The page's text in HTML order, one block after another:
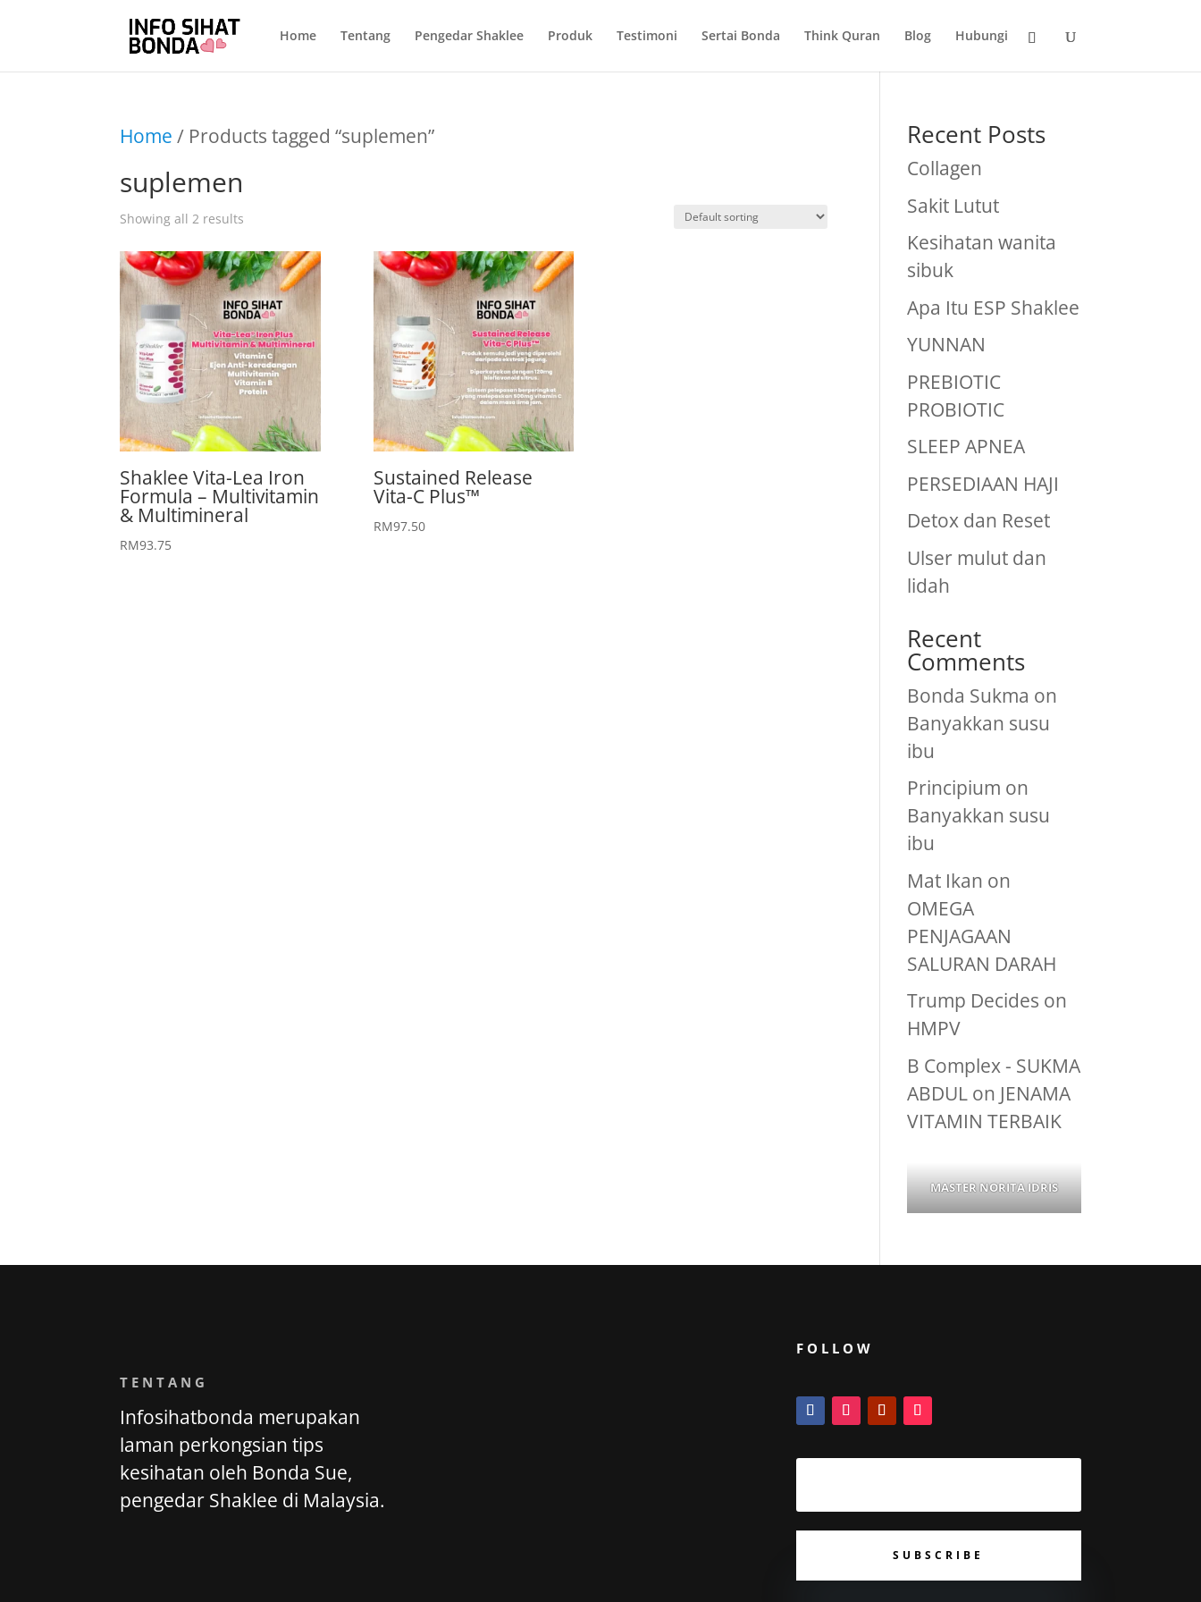
Home Tentang Pengedar Shaklee Produk Testimoni Sertai Bonda Think Quran Blog Hubungi
Home / Products tagged “suplemen”
suplemen
Showing all 2 results
Shaklee Vita-Lea Iron
Formula – Multivitamin
& Multimineral
RM93.75
Sustained Release
Vita-C Plus™
RM97.50
Recent Posts
Collagen
Sakit Lutut
Kesihatan wanita
sibuk
Apa Itu ESP Shaklee
YUNNAN
PREBIOTIC
PROBIOTIC
SLEEP APNEA
PERSEDIAAN HAJI
Detox dan Reset
Ulser mulut dan
lidah
Recent
Comments
Bonda Sukma on
Banyakkan susu
ibu
Principium on
Banyakkan susu
ibu
Mat Ikan on
OMEGA
PENJAGAAN
SALURAN DARAH
Trump Decides on
HMPV
B Complex - SUKMA
ABDUL on JENAMA
VITAMIN TERBAIK
MASTER NORITA IDRIS
TENTANG
Infosihatbonda merupakan
laman perkongsian tips
kesihatan oleh Bonda Sue,
pengedar Shaklee di Malaysia.
FOLLOW
SUBSCRIBE